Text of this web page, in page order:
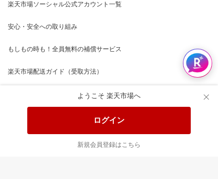
ようこそ 楽天市場へ
ログイン
新規会員登録はこちら
楽天市場ソーシャル公式アカウント一覧
安心・安全への取り組み
もしもの時も！全員無料の補償サービス
楽天市場配送ガイド（受取方法）
楽天にお店を開きませんか？
楽天ショッピングサービスご利用規約